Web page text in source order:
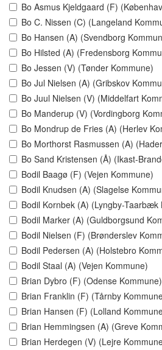
Bo Asmus Kjeldgaard (F)
Bo C. Nissen (C) (Langeland
Bo Hansen (A) (Svendborg
Bo Hilsted (A) (Fredensborg
Bo Jessen (V) (Tønder Kommune)
Bo Jul Nielsen (A) (Gribskov
Bo Juul Nielsen (V) (Middelfart
Bo Manderup (V) (Vordingborg
Bo Mondrup de Fries (A) (Herlev
Bo Morthorst Rasmussen (A)
Bo Sand Kristensen (Å) (Ikast-
Bodil Baagø (F) (Vejen Kommune)
Bodil Knudsen (A) (Slagelse
Bodil Kornbek (A) (Lyngby-Taarbæk
Bodil Marker (A) (Guldborgsund
Bodil Nielsen (F) (Brønderslev
Bodil Pedersen (A) (Holstebro
Bodil Staal (A) (Vejen Kommune)
Brian Dybro (F) (Odense Kommune)
Brian Franklin (F) (Tårnby
Brian Hansen (F) (Lolland
Brian Hemmingsen (A) (Greve
Brian Herdegen (V) (Lejre